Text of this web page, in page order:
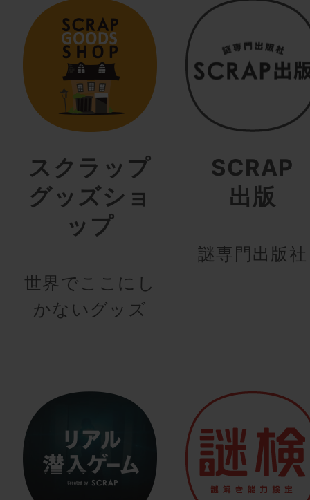
スクラップ
グッズショ
ップ
世界でここにし
かないグッズ
SCRAP
出版
謎専門出版社